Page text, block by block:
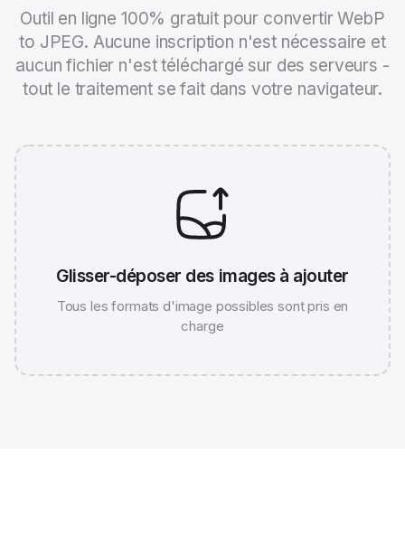
Outil en ligne 100% gratuit pour convertir WebP
to JPEG. Aucune inscription n'est nécessaire et
aucun fichier n'est téléchargé sur des serveurs -
tout le traitement se fait dans votre navigateur.
Glisser-déposer des images à ajouter
Tous les formats d'image possibles sont pris en
charge